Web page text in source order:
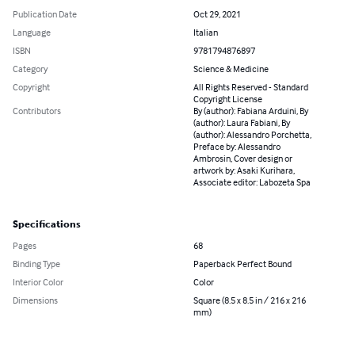
Publication Date
Oct 29, 2021
Language
Italian
ISBN
9781794876897
Category
Science & Medicine
Copyright
All Rights Reserved - Standard
Copyright License
Contributors
By (author): Fabiana Arduini, By
(author): Laura Fabiani, By
(author): Alessandro Porchetta,
Preface by: Alessandro
Ambrosin, Cover design or
artwork by: Asaki Kurihara,
Associate editor: Labozeta Spa
Specifications
Pages
68
Binding Type
Paperback Perfect Bound
Interior Color
Color
Dimensions
Square (8.5 x 8.5 in / 216 x 216
mm)